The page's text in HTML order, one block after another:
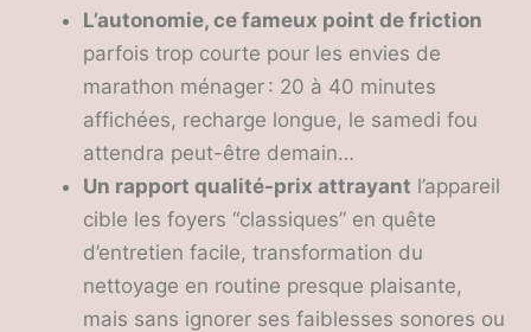
L’autonomie, ce fameux point de friction
parfois trop courte pour les envies de
marathon ménager : 20 à 40 minutes
affichées, recharge longue, le samedi fou
attendra peut-être demain…
Un rapport qualité-prix attrayant l’appareil
cible les foyers “classiques” en quête
d’entretien facile, transformation du
nettoyage en routine presque plaisante,
mais sans ignorer ses faiblesses sonores ou